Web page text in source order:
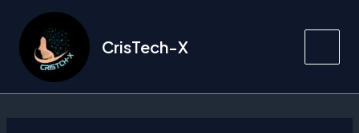
contenido
CrisTech-X